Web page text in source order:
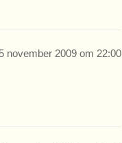
november 2009 om 22:00